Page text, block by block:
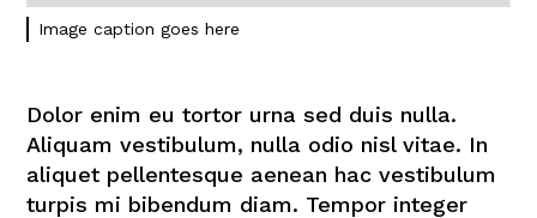
Image caption goes here
Dolor enim eu tortor urna sed duis nulla.
Aliquam vestibulum, nulla odio nisl vitae. In
aliquet pellentesque aenean hac vestibulum
turpis mi bibendum diam. Tempor integer